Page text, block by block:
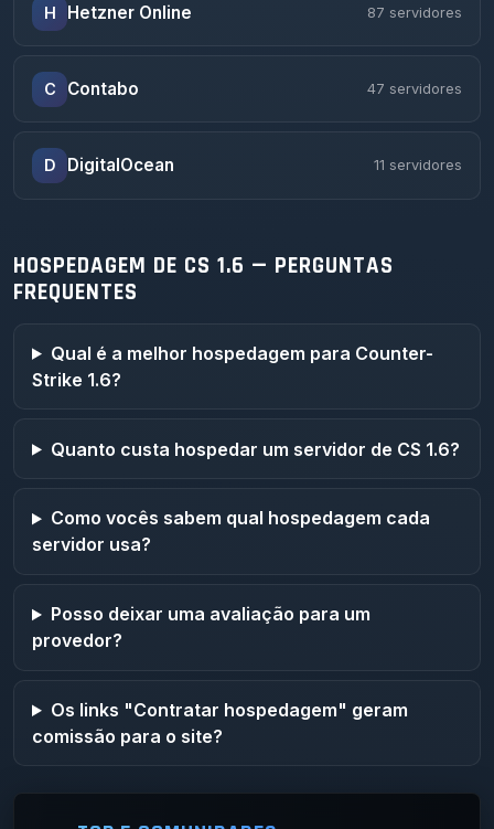
H Hetzner Online 87 servidores
C Contabo 47 servidores
D DigitalOcean 11 servidores
HOSPEDAGEM DE CS 1.6 — PERGUNTAS
FREQUENTES
Qual é a melhor hospedagem para Counter-
Strike 1.6?
Quanto custa hospedar um servidor de CS 1.6?
Como vocês sabem qual hospedagem cada
servidor usa?
Posso deixar uma avaliação para um
provedor?
Os links "Contratar hospedagem" geram
comissão para o site?